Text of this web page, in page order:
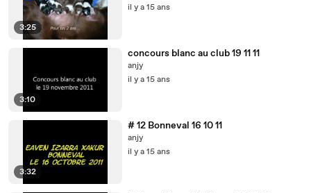
3:25
il y a 15 ans
3:10
concours blanc au club 19 11 11
anjy
il y a 15 ans
3:32
# 12 Bonneval 16 10 11
anjy
il y a 15 ans